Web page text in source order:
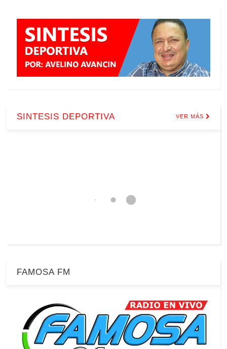
SINTESIS DEPORTIVA VER MÁS
FAMOSA FM